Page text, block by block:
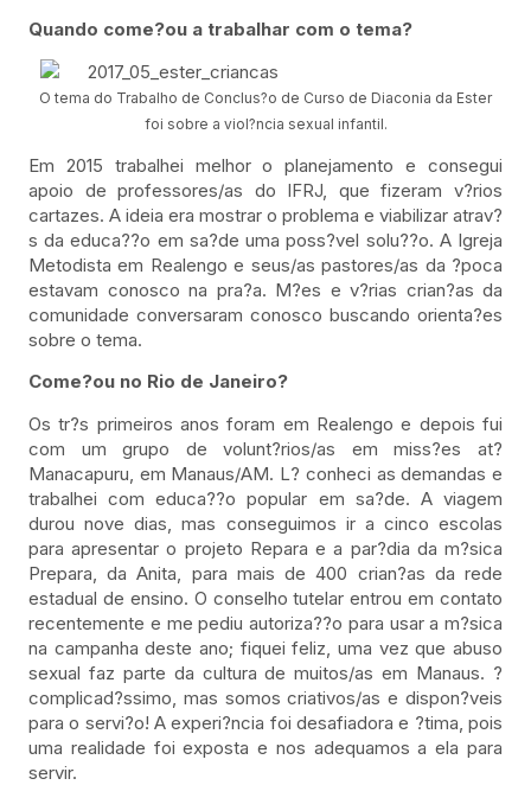
Quando come?ou a trabalhar com o tema?
O tema do Trabalho de Conclus?o de Curso de Diaconia da Ester
foi sobre a viol?ncia sexual infantil.
Em 2015 trabalhei melhor o planejamento e consegui
apoio de professores/as do IFRJ, que fizeram v?rios
cartazes. A ideia era mostrar o problema e viabilizar atrav?
s da educa??o em sa?de uma poss?vel solu??o. A Igreja
Metodista em Realengo e seus/as pastores/as da ?poca
estavam conosco na pra?a. M?es e v?rias crian?as da
comunidade conversaram conosco buscando orienta?es
sobre o tema.
Come?ou no Rio de Janeiro?
Os tr?s primeiros anos foram em Realengo e depois fui
com um grupo de volunt?rios/as em miss?es at?
Manacapuru, em Manaus/AM. L? conheci as demandas e
trabalhei com educa??o popular em sa?de. A viagem
durou nove dias, mas conseguimos ir a cinco escolas
para apresentar o projeto Repara e a par?dia da m?sica
Prepara, da Anita, para mais de 400 crian?as da rede
estadual de ensino. O conselho tutelar entrou em contato
recentemente e me pediu autoriza??o para usar a m?sica
na campanha deste ano; fiquei feliz, uma vez que abuso
sexual faz parte da cultura de muitos/as em Manaus. ?
complicad?ssimo, mas somos criativos/as e dispon?veis
para o servi?o! A experi?ncia foi desafiadora e ?tima, pois
uma realidade foi exposta e nos adequamos a ela para
servir.